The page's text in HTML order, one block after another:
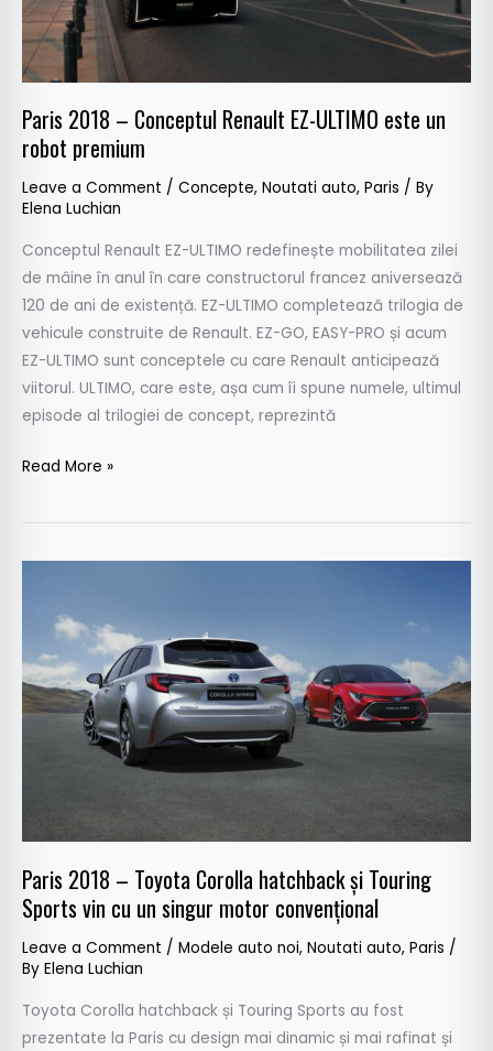
Paris 2018 – Conceptul Renault EZ-ULTIMO este un
robot premium
Leave a Comment / Concepte, Noutati auto, Paris / By
Elena Luchian
Conceptul Renault EZ-ULTIMO redefinește mobilitatea zilei
de mâine în anul în care constructorul francez aniversează
120 de ani de existență. EZ-ULTIMO completează trilogia de
vehicule construite de Renault. EZ-GO, EASY-PRO și acum
EZ-ULTIMO sunt conceptele cu care Renault anticipează
viitorul. ULTIMO, care este, așa cum îi spune numele, ultimul
episode al trilogiei de concept, reprezintă
un
robot
premium
Read More »
Paris 2018 – Toyota Corolla hatchback și Touring
Sports vin cu un singur motor convențional
Leave a Comment / Modele auto noi, Noutati auto, Paris /
By Elena Luchian
Toyota Corolla hatchback și Touring Sports au fost
prezentate la Paris cu design mai dinamic și mai rafinat și
Toyota
Corolla
hatchback
un
singur
convențional